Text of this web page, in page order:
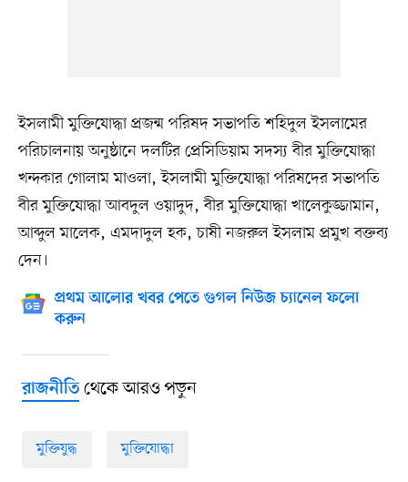
ইসলামী মুক্তিযোদ্ধা প্রজন্ম পরিষদ সভাপতি শহিদুল ইসলামের
পরিচালনায় অনুষ্ঠানে দলটির প্রেসিডিয়াম সদস্য বীর মুক্তিযোদ্ধা
খন্দকার গোলাম মাওলা, ইসলামী মুক্তিযোদ্ধা পরিষদের সভাপতি
বীর মুক্তিযোদ্ধা আবদুল ওয়াদুদ, বীর মুক্তিযোদ্ধা খালেকুজ্জামান,
আব্দুল মালেক, এমদাদুল হক, চাষী নজরুল ইসলাম প্রমুখ বক্তব্য
দেন।
প্রথম আলোর খবর পেতে গুগল নিউজ চ্যানেল ফলো
করুন
রাজনীতিথেকে আরও পড়ুন
মুক্তিযুদ্ধ মুক্তিযোদ্ধা